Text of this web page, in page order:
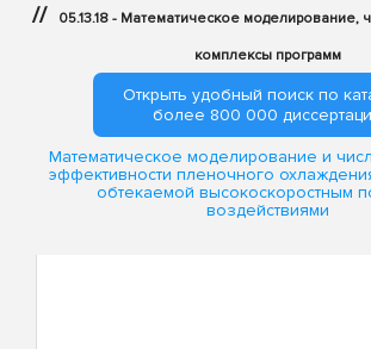
// 05.13.18 - Математическое моделирование,
комплексы программ
Открыть удобный поиск по
более 800 000
Математическое моделирование и
эффективности пленочного
обтекаемой высокоскоростным
воздействиями